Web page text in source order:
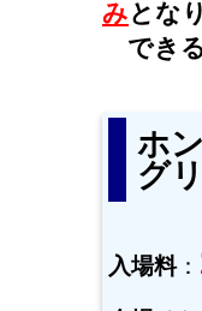
みとな
でき
ホ
グ
入場料：